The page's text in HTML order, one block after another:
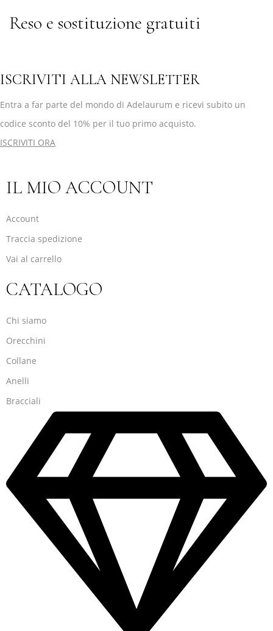
Reso e sostituzione gratuiti
ISCRIVITI ALLA NEWSLETTER
Entra a far parte del mondo di Adelaurum e ricevi subito un
codice sconto del 10% per il tuo primo acquisto.
ISCRIVITI ORA
IL MIO ACCOUNT
Account
Traccia spedizione
Vai al carrello
CATALOGO
Chi siamo
Orecchini
Collane
Anelli
Bracciali